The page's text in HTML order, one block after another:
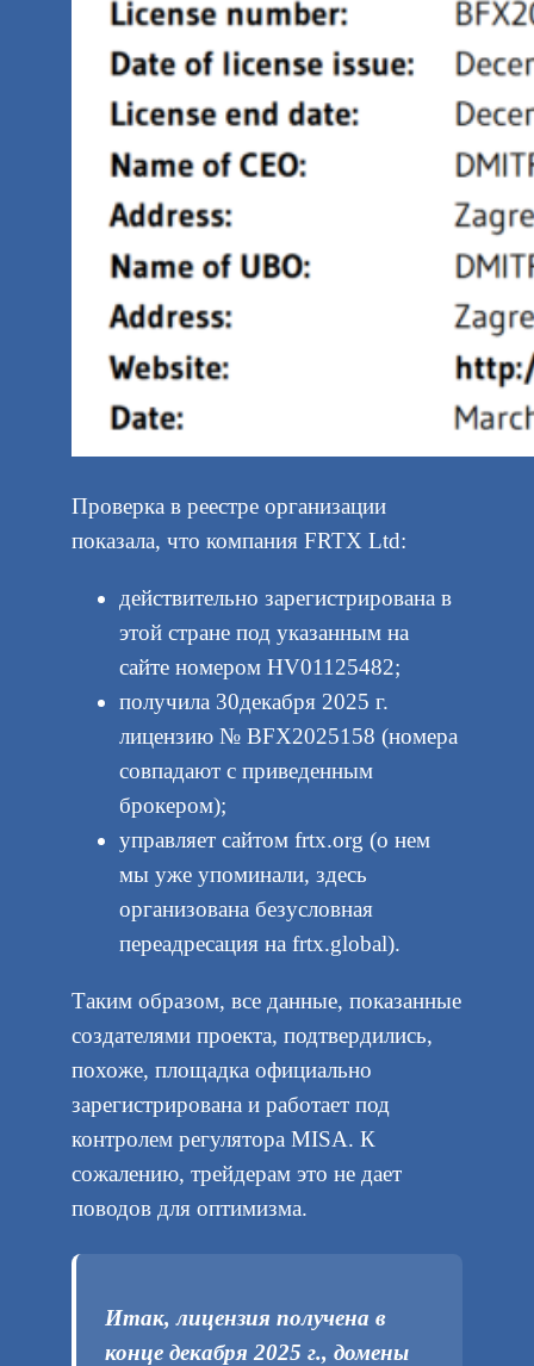
Проверка в реестре организации
показала, что компания FRTX Ltd:
действительно зарегистрирована в
этой стране под указанным на
сайте номером HV01125482;
получила 30декабря 2025 г.
лицензию № BFX2025158 (номера
совпадают с приведенным
брокером);
управляет сайтом frtx.org (о нем
мы уже упоминали, здесь
организована безусловная
переадресация на frtx.global).
Таким образом, все данные, показанные
создателями проекта, подтвердились,
похоже, площадка официально
зарегистрирована и работает под
контролем регулятора MISA. К
сожалению, трейдерам это не дает
поводов для оптимизма.
Итак, лицензия получена в
конце декабря 2025 г., домены